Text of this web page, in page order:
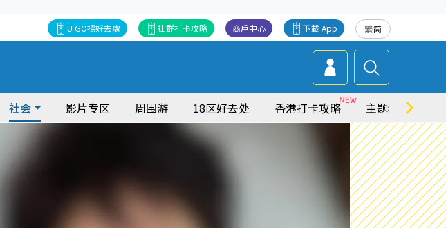
繁简
下載 App
商戶中心
社群打卡攻略
U GO搵好去處
社会 影片专区 周围游 18区好去处 香港打卡攻略 主题特集